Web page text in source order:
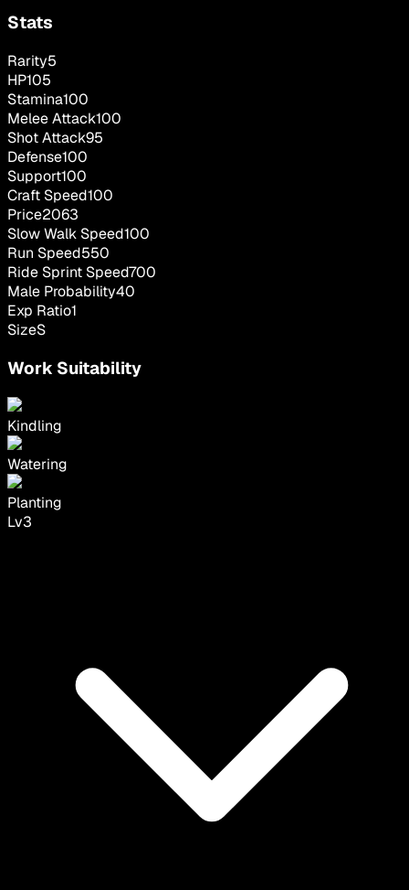
Stats
Rarity5
HP105
Stamina100
Melee Attack100
Shot Attack95
Defense100
Support100
Craft Speed100
Price2063
Slow Walk Speed100
Run Speed550
Ride Sprint Speed700
Male Probability40
Exp Ratio1
SizeS
Work Suitability
Kindling
Watering
Planting
Lv3